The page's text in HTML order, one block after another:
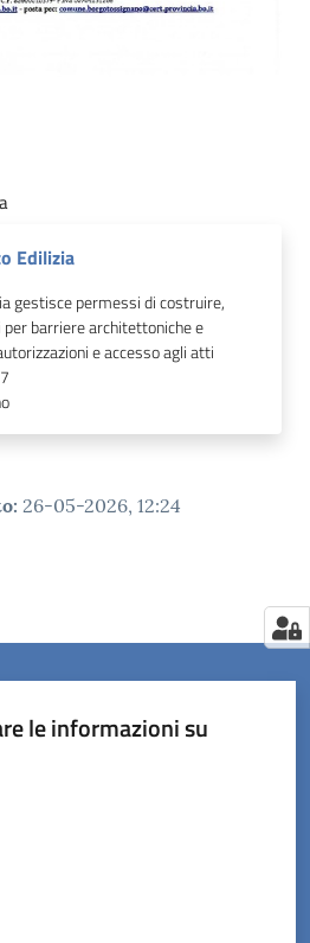
Edilizia
gestisce permessi di costruire,
barriere architettoniche e
e accesso agli atti
: 26-05-2026, 12:24
le informazioni su